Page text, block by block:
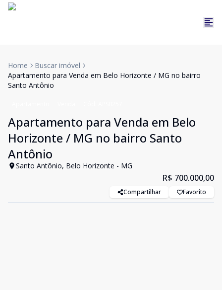
Home
Buscar imóvel
Apartamento para Venda em Belo Horizonte / MG no bairro
Santo Antônio
Apartamento para Venda em Belo
Horizonte / MG no bairro Santo
Antônio
Santo Antônio, Belo Horizonte - MG
R$ 700.000,00
Compartilhar Favorito